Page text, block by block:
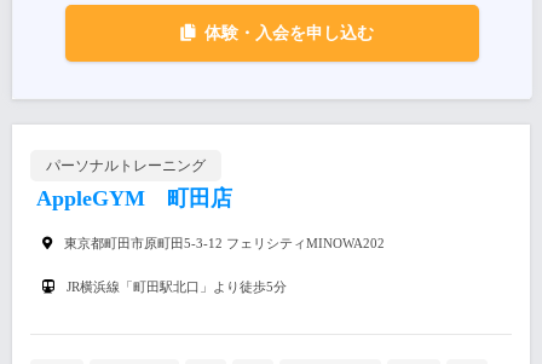
体験・入会を申し込む
パーソナルトレーニング
AppleGYM 町田店
東京都町田市原町田5-3-12 フェリシティMINOWA202
JR横浜線「町田駅北口」より徒歩5分